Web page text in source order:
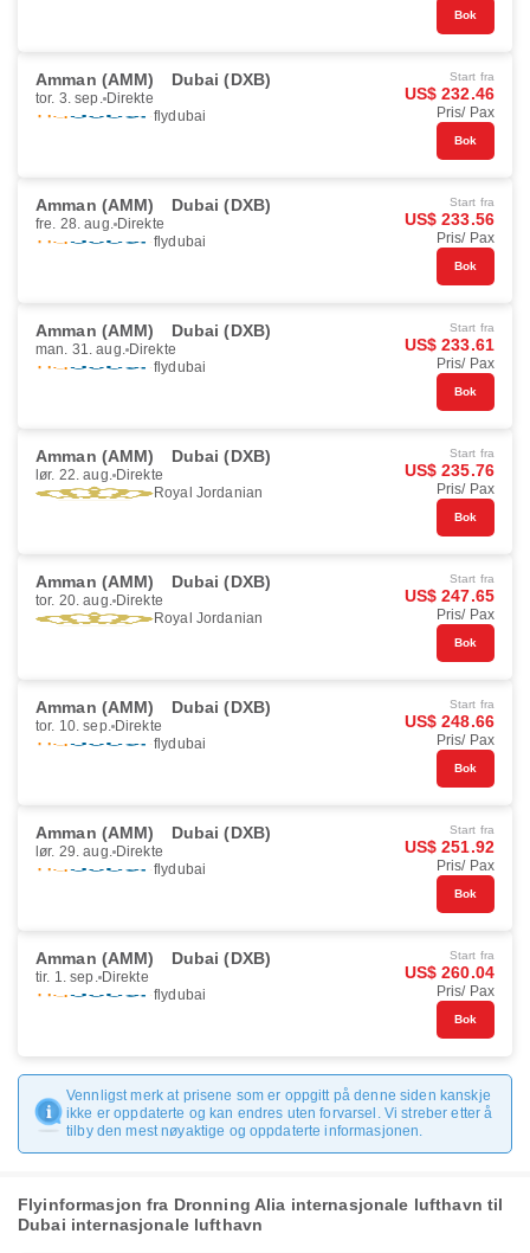
Bok
Amman (AMM) Dubai (DXB)
tor. 3. sep. Direkte
flydubai
Start fra
US$ 232.46
Pris/ Pax
Bok
Amman (AMM) Dubai (DXB)
fre. 28. aug. Direkte
flydubai
Start fra
US$ 233.56
Pris/ Pax
Bok
Amman (AMM) Dubai (DXB)
man. 31. aug. Direkte
flydubai
Start fra
US$ 233.61
Pris/ Pax
Bok
Amman (AMM) Dubai (DXB)
lør. 22. aug. Direkte
Royal Jordanian
Start fra
US$ 235.76
Pris/ Pax
Bok
Amman (AMM) Dubai (DXB)
tor. 20. aug. Direkte
Royal Jordanian
Start fra
US$ 247.65
Pris/ Pax
Bok
Amman (AMM) Dubai (DXB)
tor. 10. sep. Direkte
flydubai
Start fra
US$ 248.66
Pris/ Pax
Bok
Amman (AMM) Dubai (DXB)
lør. 29. aug. Direkte
flydubai
Start fra
US$ 251.92
Pris/ Pax
Bok
Amman (AMM) Dubai (DXB)
tir. 1. sep. Direkte
flydubai
Start fra
US$ 260.04
Pris/ Pax
Bok
Vennligst merk at prisene som er oppgitt på denne siden kanskje
ikke er oppdaterte og kan endres uten forvarsel. Vi streber etter å
tilby den mest nøyaktige og oppdaterte informasjonen.
Flyinformasjon fra Dronning Alia internasjonale lufthavn til
Dubai internasjonale lufthavn